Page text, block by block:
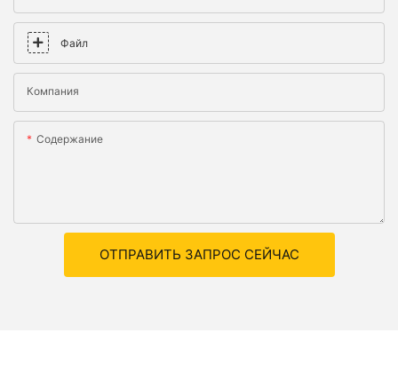
Файл
Компания
Содержание
ОТПРАВИТЬ ЗАПРОС СЕЙЧАС